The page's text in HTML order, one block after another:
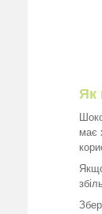
Як
має